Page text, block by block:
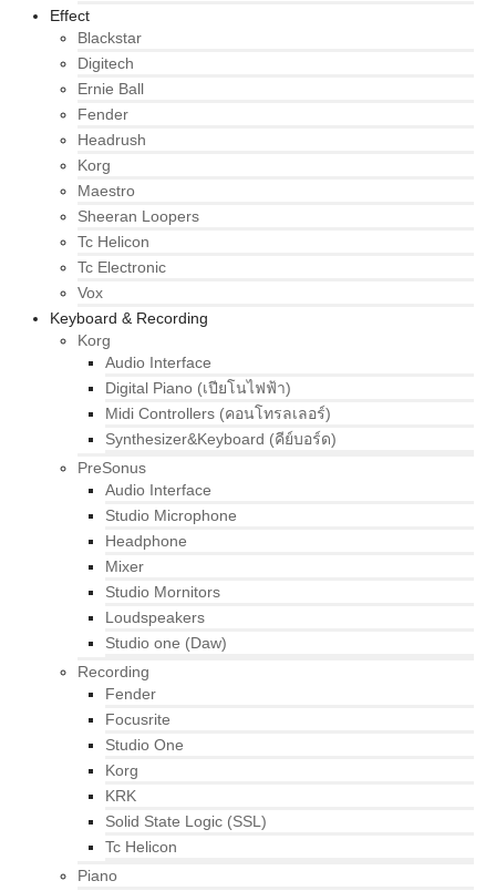
Effect
Blackstar
Digitech
Ernie Ball
Fender
Headrush
Korg
Maestro
Sheeran Loopers
Tc Helicon
Tc Electronic
Vox
Keyboard & Recording
Korg
Audio Interface
Digital Piano (เปียโนไฟฟ้า)
Midi Controllers (คอนโทรลเลอร์)
Synthesizer&Keyboard (คีย์บอร์ด)
PreSonus
Audio Interface
Studio Microphone
Headphone
Mixer
Studio Mornitors
Loudspeakers
Studio one (Daw)
Recording
Fender
Focusrite
Studio One
Korg
KRK
Solid State Logic (SSL)
Tc Helicon
Piano